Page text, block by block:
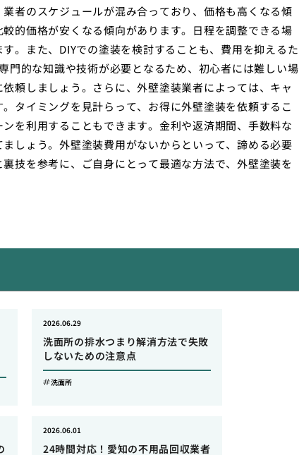
者のスケジュールが混み合っており、価格も高くなる傾
的価格が安くなる傾向があります。日程を調整できる場
。また、DIYでの塗装を検討することも、費用を抑えるた
門的な知識や技術が必要となるため、初心者には難しい場
頼しましょう。さらに、外壁塗装業者によっては、キャ
タイミングを見計らって、お得に外壁塗装を依頼するこ
を利用することもできます。金利や返済期間、手数料な
しょう。外壁塗装費用がないからといって、諦める必要
技を参考に、ご自身にとって最適な方法で、外壁塗装を
洗面所の排水つまり解消方法で失敗
しないための注意点
2026.06.29
洗面所
24時間対応！愛知の不用品回収業者
2026.06.01